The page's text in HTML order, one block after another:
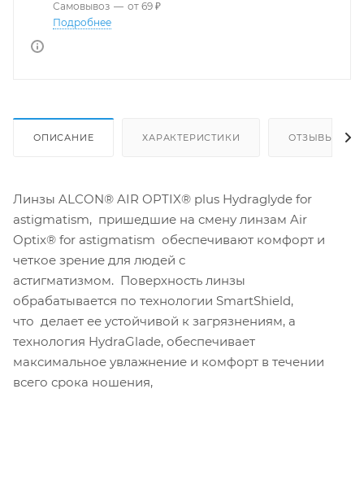
Самовывоз — от 69 ₽
Подробнее
ОПИСАНИЕ ХАРАКТЕРИСТИКИ ОТЗЫВЫ
Линзы ALCON® AIR OPTIX® plus Hydraglyde for
astigmatism, пришедшие на смену линзам Air
Optix® for astigmatism обеспечивают комфорт и
четкое зрение для людей с
астигматизмом. Поверхность линзы
обрабатывается по технологии SmartShield,
что делает ее устойчивой к загрязнениям, а
технология HydraGlade, обеспечивает
максимальное увлажнение и комфорт в течении
всего срока ношения,